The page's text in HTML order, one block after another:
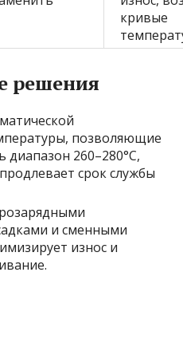
кривые
решения
позволяющие
260–280°C,
срок службы
и сменными
износ и